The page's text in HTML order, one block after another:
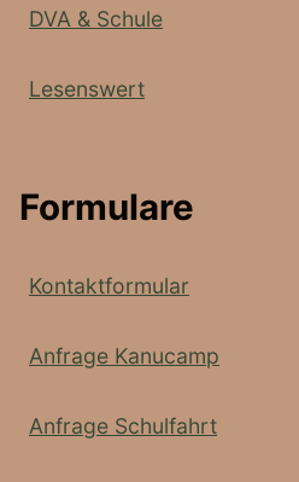
DVA & Schule
Lesenswert
Formulare
Kontaktformular
Anfrage Kanucamp
Anfrage Schulfahrt